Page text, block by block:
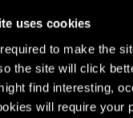
uses cookies
to make the
the site will click
find interesting,
will require your
не только
user